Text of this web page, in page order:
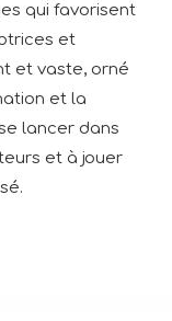
qui favorisent
et
et vaste, orné
et la
lancer dans
et à jouer